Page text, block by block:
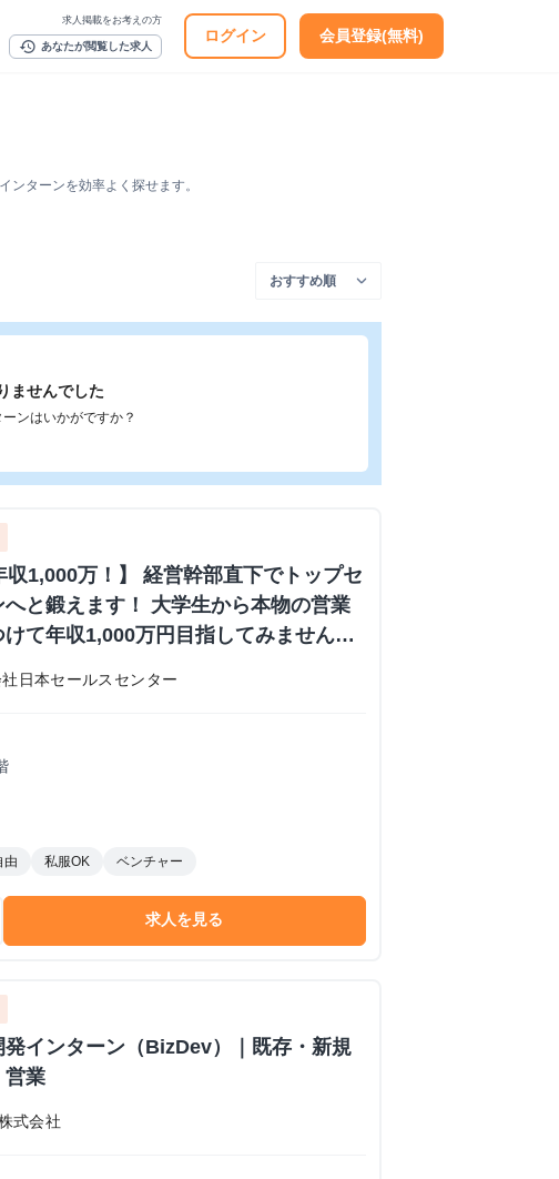
求人掲載をお考えの方
history あなたが閲覧した求人
ログイン 会員登録(無料)
ターンを効率よく探せます。
ませんでした
ンはいかがですか？
収1,000万！】 経営幹部直下でトップセ
へと鍛えます！ 大学生から本物の営業
けて年収1,000万円目指してみません
結内定あり #学歴不問 #未経験可
- 株式会社日本セールスセンターの長
ンターンシップ
日本セールスセンター
由 私服OK ベンチャー
求人を見る
発インターン（BizDev）｜既存・新規
営業
式会社